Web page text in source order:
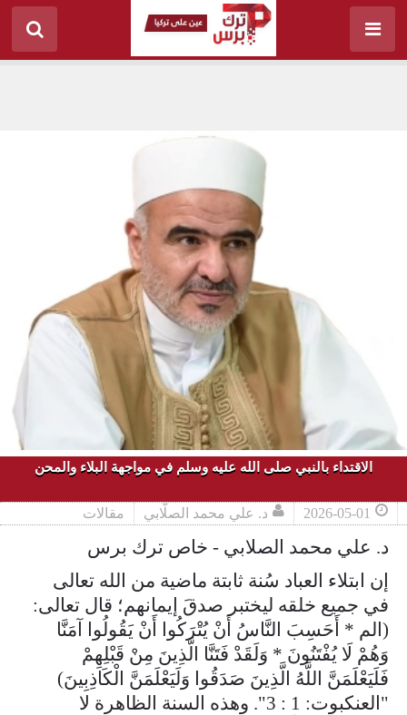
الاقتداء بالنبي صلى الله عليه وسلم في مواجهة البلاء والمحن
2026-05-01 د. علي محمد الصلّابي مقالات
د. علي محمد الصلابي - خاص ترك برس
إن ابتلاء العباد سُنة ثابتة ماضية من الله تعالى
في جميع خلقه ليختبر صدقَ إيمانهم؛ قال تعالى:
(الم * أَحَسِبَ النَّاسُ أَنْ يُتْرَكُوا أَنْ يَقُولُوا آمَنَّا
وَهُمْ لَا يُفْتَنُونَ * وَلَقَدْ فَتَنَّا الَّذِينَ مِنْ قَبْلِهِمْ
فَلَيَعْلَمَنَّ اللَّهُ الَّذِينَ صَدَقُوا وَلَيَعْلَمَنَّ الْكَاذِبِينَ)
"العنكبوت: 1 : 3". وهذه السنة الظاهرة لا